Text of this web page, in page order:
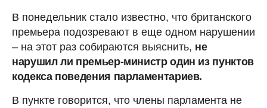
В понедельник стало известно, что британского
премьера подозревают в еще одном нарушении
– на этот раз собираются выяснить, не
нарушил ли премьер-министр один из пунктов
кодекса поведения парламентариев.
В пункте говорится, что члены парламента не